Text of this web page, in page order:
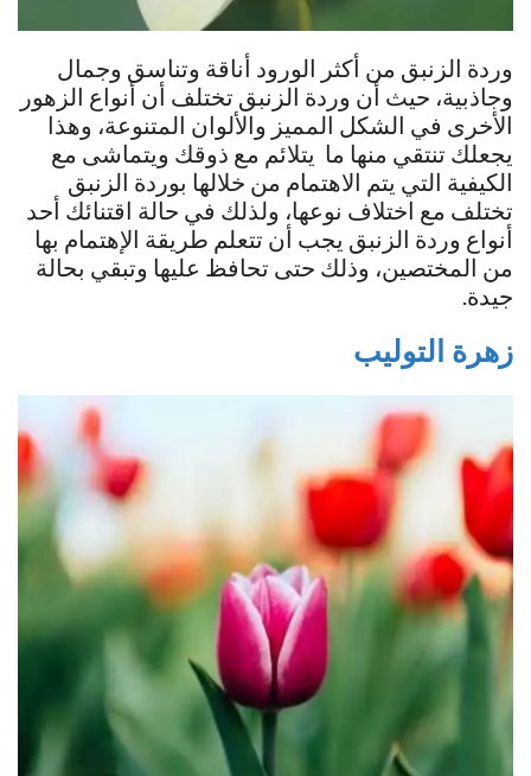
وردة الزنبق من أكثر الورود أناقة وتناسق وجمال
وجاذبية، حيث أن وردة الزنبق تختلف أن أنواع الزهور
الأخرى في الشكل المميز والألوان المتنوعة، وهذا
يجعلك تنتقي منها ما يتلائم مع ذوقك ويتماشى مع
الكيفية التي يتم الاهتمام من خلالها بوردة الزنبق
تختلف مع اختلاف نوعها، ولذلك في حالة اقتنائك أحد
أنواع وردة الزنبق يجب أن تتعلم طريقة الإهتمام بها
من المختصين، وذلك حتى تحافظ عليها وتبقي بحالة
جيدة.
زهرة التوليب